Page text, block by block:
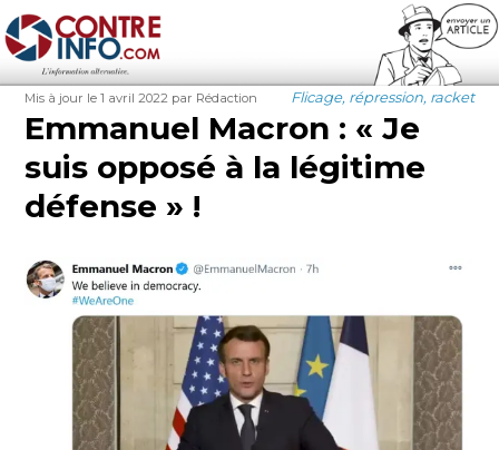
Contre-Info
Publié
le
Mis à jour le 1 avril 2022 Auteur
par Rédaction Catégories
Flicage, répression, racket
Emmanuel Macron : « Je
suis opposé à la légitime
défense » !